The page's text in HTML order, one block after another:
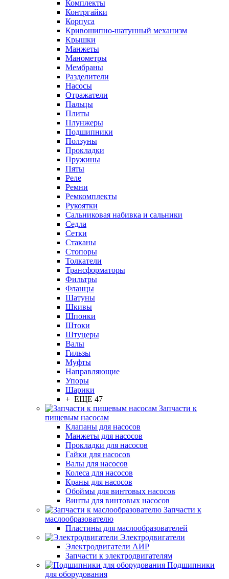
Комплекты
Контргайки
Корпуса
Кривошипно-шатунный механизм
Крышки
Манжеты
Манометры
Мембраны
Разделители
Насосы
Отражатели
Пальцы
Плиты
Плунжеры
Подшипники
Ползуны
Прокладки
Пружины
Пяты
Реле
Ремни
Ремкомплекты
Рукоятки
Сальниковая набивка и сальники
Седла
Сетки
Стаканы
Стопоры
Толкатели
Трансформаторы
Фильтры
Фланцы
Шатуны
Шкивы
Шпонки
Штоки
Штуцеры
Валы
Гильзы
Муфты
Направляющие
Упоры
Шарики
+ ЕЩЕ 47
Запчасти к
пищевым насосам
Клапаны для насосов
Манжеты для насосов
Прокладки для насосов
Гайки для насосов
Валы для насосов
Колеса для насосов
Краны для насосов
Обоймы для винтовых насосов
Винты для винтовых насосов
Запчасти к
маслообразователю
Пластины для маслообразователей
Электродвигатели
Электродвигатели АИР
Запчасти к электродвигателям
Подшипники
для оборудования